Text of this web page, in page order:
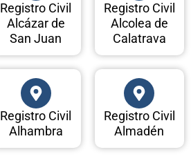
Registro Civil
Alcázar de
San Juan
Registro Civil
Alcolea de
Calatrava
Registro Civil
Alhambra
Registro Civil
Almadén